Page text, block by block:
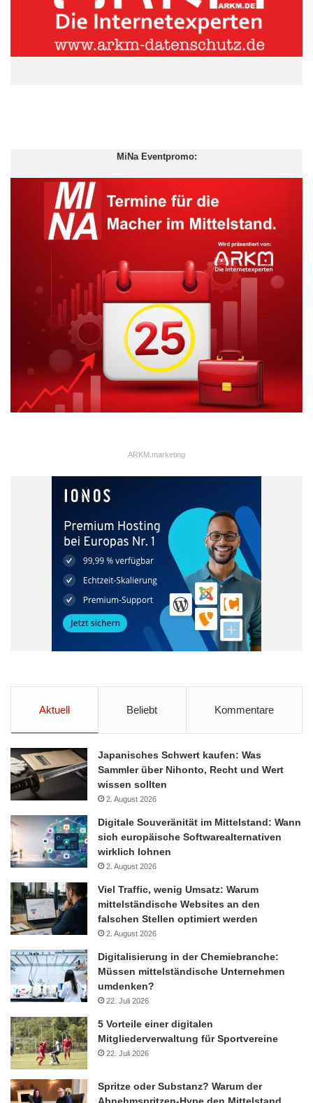
jeweiligen Kunden. Anhand dieser Angaben werden Score-Werte
ermittelt, die die Zahlungsfähigkeit der Kunden bewerten. So
können Händler direkte Risiken in der Abwicklung der
werden etwa Fraud-Muster, zum Beispiel falsche Identitäten
ARKM.marketing
An der Kasse: Zahlvarianten sinnvoll aussteuern
Durchschnittlich können Kunden deutscher Online-Shops aus
sieben Zahlarten wählen. Aus Sicht der Händler liegt die
Herausforderung in der Aussteuerung der verschiedenen
Zahlvarianten, um ein optimales Kosten/Nutzen-Verhältnis zu
erzielen und das Risiko von Ausfällen gering zu halten.
Grundlage für diese Selektion bilden die Erkenntnisse der
Identitäts- und Bonitätsprüfung im ersten Schritt. So ist der Kauf
Rechnungskauf mit verhältnismäßig geringem Risiko angeboten
werden. Bei Neukunden ist die Wahrscheinlichkeit eines
Zahlungausfalls zwar deutlich höher. „Damit Käufer nicht
abspringen, empfiehlt es sich dennoch, unter Einbezug der
Erkenntnisse aus dem Prüfprozess den Kauf per Rechnung
anzubieten.“
Analytisches Forderungsmanagement und kontinuierliches
Monitoring
Ein durchgängiger Analyse- und Monitoringprozess ist
unverzichtbar. Dieser deckt abweichendes oder unerwartetes
Verhalten von Kunden auf und gibt Rückschlüsse über die
nicht zahlt. Die Hauptursache für einen solchen Zahlungsausfall
ist Überschuldung (88 Prozent). Weitere Gründe können
Arbeitslosigkeit (67 Prozent), vorsätzliches Nichtbezahlen (54
sein. Um einem solchen Forderungsausfall zu begegnen, bedarf
es eines effizienten Forderungsmanagements. Bewährte
Möglichkeiten sind beispielsweise das (Treuhand)-
Inkassoverfahren oder evtl. auch der Verkauf der Forderung. Ein
professionelles Forderungsmanagement liefert wertvolle
MiNa Eventpromo:
ARKM.marketing
Aktuell Beliebt Kommentare
Japanisches Schwert kaufen: Was
Sammler über Nihonto, Recht und Wert
wissen sollten
2. August 2026
Digitale Souveränität im Mittelstand: Wann
sich europäische Softwarealternativen
wirklich lohnen
2. August 2026
Viel Traffic, wenig Umsatz: Warum
mittelständische Websites an den
falschen Stellen optimiert werden
2. August 2026
Digitalisierung in der Chemiebranche:
Müssen mittelständische Unternehmen
umdenken?
22. Juli 2026
5 Vorteile einer digitalen
Mitgliederverwaltung für Sportvereine
22. Juli 2026
Spritze oder Substanz? Warum der
Abnehmspritzen-Hype den Mittelstand